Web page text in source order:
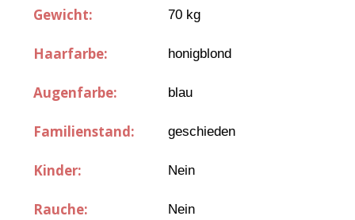
Gewicht: 70 kg
Haarfarbe: honigblond
Augenfarbe: blau
Familienstand: geschieden
Kinder: Nein
Rauche: Nein